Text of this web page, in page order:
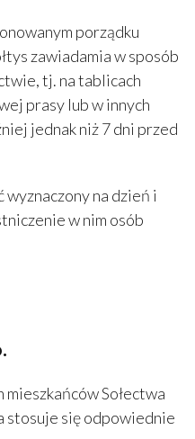
porządku
zawiadamia w sposób
tj. na tablicach
prasy lub w innych
jednak niż 7 dni przed
wyznaczony na dzień i
w nim osób
Sołectwa
stosuje się odpowiednie